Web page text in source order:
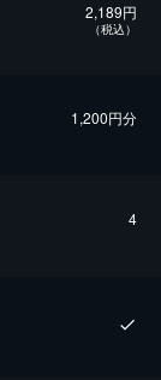
2,189円
（税込）
1,200円分
4